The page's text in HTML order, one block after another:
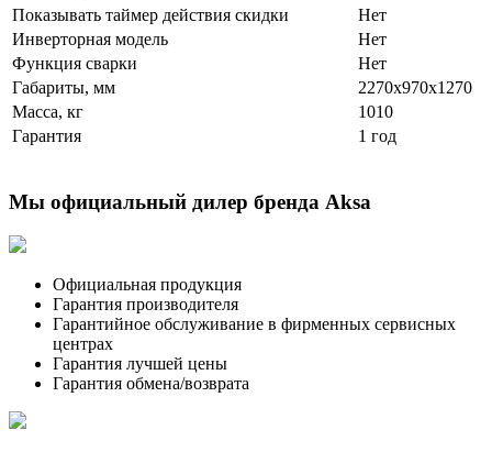
Показывать таймер действия скидки
Нет
Инверторная модель
Нет
Функция сварки
Нет
Габариты, мм
2270x970x1270
Масса, кг
1010
Гарантия
1 год
Мы официальный дилер бренда Aksa
Официальная продукция
Гарантия производителя
Гарантийное обслуживание в фирменных сервисных
центрах
Гарантия лучшей цены
Гарантия обмена/возврата